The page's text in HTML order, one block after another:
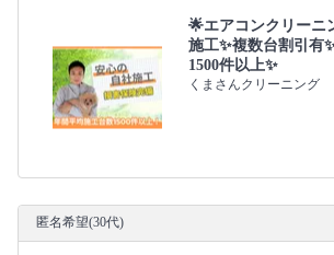
🌟エアコンクリーニ
施工✨複数台割引有
1500件以上✨
くまさんクリーニング
匿名希望(30代)